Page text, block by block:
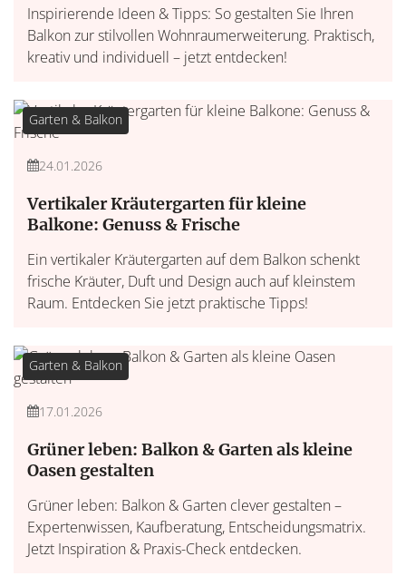
Inspirierende Ideen & Tipps: So gestalten Sie Ihren
Balkon zur stilvollen Wohnraumerweiterung. Praktisch,
kreativ und individuell – jetzt entdecken!
Garten & Balkon
24.01.2026
Vertikaler Kräutergarten für kleine
Balkone: Genuss & Frische
Ein vertikaler Kräutergarten auf dem Balkon schenkt
frische Kräuter, Duft und Design auch auf kleinstem
Raum. Entdecken Sie jetzt praktische Tipps!
Garten & Balkon
17.01.2026
Grüner leben: Balkon & Garten als kleine
Oasen gestalten
Grüner leben: Balkon & Garten clever gestalten –
Expertenwissen, Kaufberatung, Entscheidungsmatrix.
Jetzt Inspiration & Praxis-Check entdecken.